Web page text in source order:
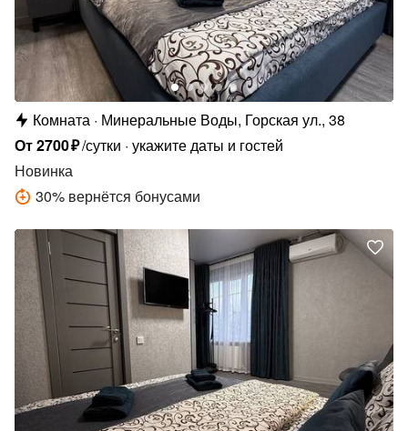
Комната Минеральные Воды, Горская ул., 38
От2700₽/сутки укажите даты и гостей
Новинка
30% вернётся бонусами